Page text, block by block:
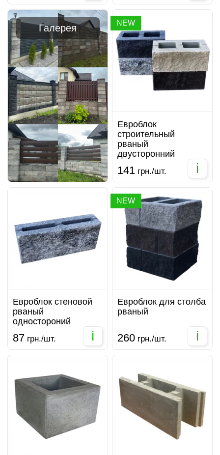
Галерея NEW
Евроблок
строительный
рваный
двусторонний
141 грн./шт. i
Евроблок стеновой
рваный
одностороний
87 грн./шт. i
NEW
Евроблок для столба
рваный
260 грн./шт. i